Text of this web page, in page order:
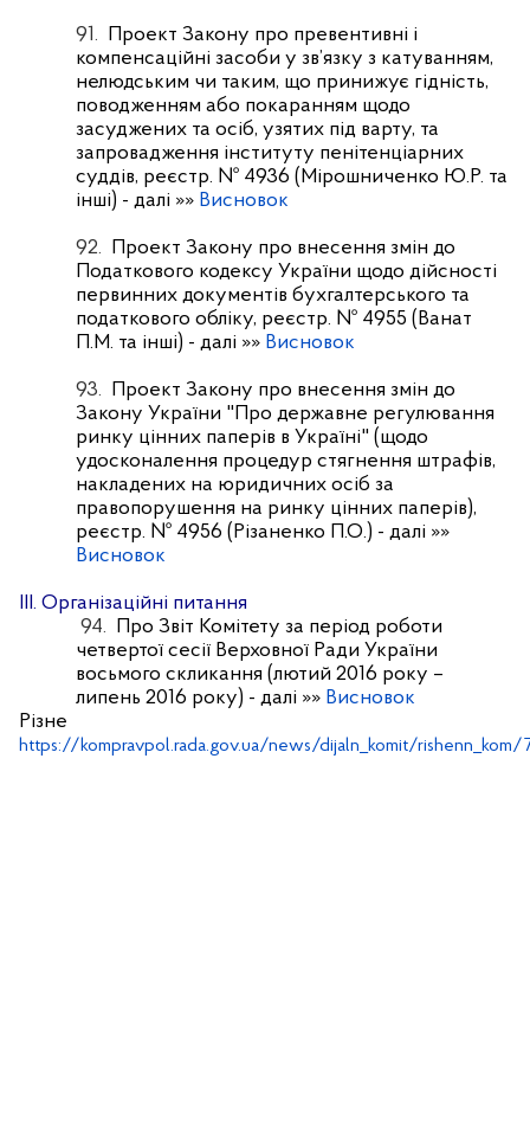
91.
Проект Закону про превентивні і
компенсаційні засоби у зв’язку з катуванням,
нелюдським чи таким, що принижує гідність,
поводженням або покаранням щодо
засуджених та осіб, узятих під варту, та
запровадження інституту пенітенціарних
суддів, реєстр. № 4936 (Мірошниченко Ю.Р. та
інші) - далі »» Висновок
92.
Проект Закону про внесення змін до
Податкового кодексу України щодо дійсності
первинних документів бухгалтерського та
податкового обліку, реєстр. № 4955 (Ванат
П.М. та інші) - далі »» Висновок
93.
Проект Закону про внесення змін до
Закону України "Про державне регулювання
ринку цінних паперів в Україні" (щодо
удосконалення процедур стягнення штрафів,
накладених на юридичних осіб за
правопорушення на ринку цінних паперів),
реєстр. № 4956 (Різаненко П.О.) - далі »»
Висновок
IІІ. Організаційні питання
94.
Про Звіт Комітету за період роботи
четвертої сесії Верховної Ради України
восьмого скликання (лютий 2016 року –
липень 2016 року) - далі »» Висновок
Різне
https://kompravpol.rada.gov.ua/news/dijaln_komit/rishenn_kom/